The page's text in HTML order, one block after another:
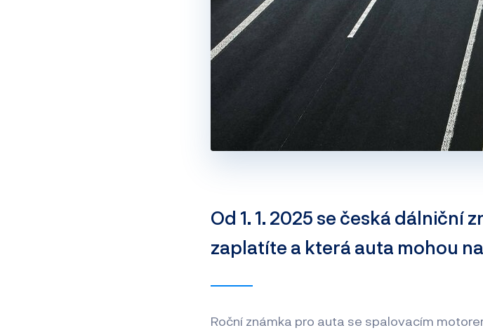
Od 1. 1. 2025 se česká dálniční
zaplatíte a která auta mohou
Roční známka pro auta se spalovacím